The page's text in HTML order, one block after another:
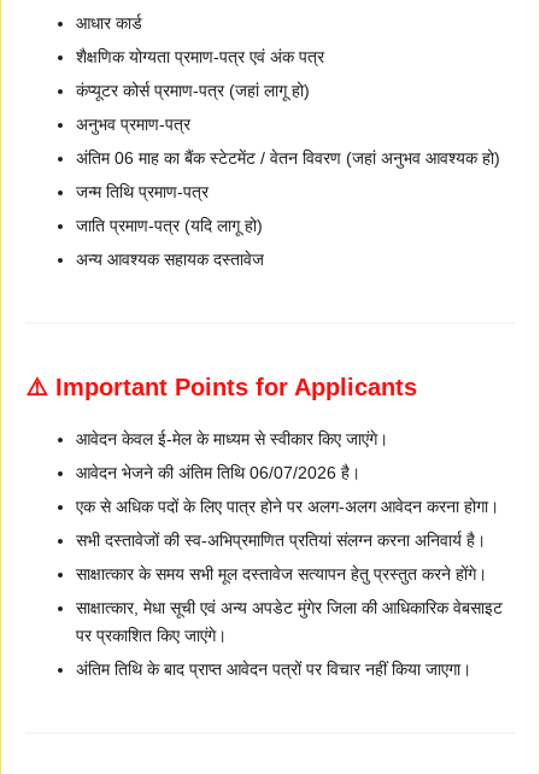
आधार कार्ड
शैक्षणिक योग्यता प्रमाण-पत्र एवं अंक पत्र
कंप्यूटर कोर्स प्रमाण-पत्र (जहां लागू हो)
अनुभव प्रमाण-पत्र
अंतिम 06 माह का बैंक स्टेटमेंट / वेतन विवरण (जहां अनुभव आवश्यक हो)
जन्म तिथि प्रमाण-पत्र
जाति प्रमाण-पत्र (यदि लागू हो)
अन्य आवश्यक सहायक दस्तावेज
⚠️ Important Points for Applicants
आवेदन केवल ई-मेल के माध्यम से स्वीकार किए जाएंगे।
आवेदन भेजने की अंतिम तिथि 06/07/2026 है।
एक से अधिक पदों के लिए पात्र होने पर अलग-अलग आवेदन करना होगा।
सभी दस्तावेजों की स्व-अभिप्रमाणित प्रतियां संलग्न करना अनिवार्य है।
साक्षात्कार के समय सभी मूल दस्तावेज सत्यापन हेतु प्रस्तुत करने होंगे।
साक्षात्कार, मेधा सूची एवं अन्य अपडेट मुंगेर जिला की आधिकारिक वेबसाइट
पर प्रकाशित किए जाएंगे।
अंतिम तिथि के बाद प्राप्त आवेदन पत्रों पर विचार नहीं किया जाएगा।